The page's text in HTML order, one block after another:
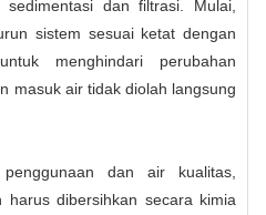
dan filtrasi. Mulai,
sistem sesuai ketat dengan
menghindari perubahan
masuk air tidak diolah langsung
dan air kualitas,
harus dibersihkan secara kimia